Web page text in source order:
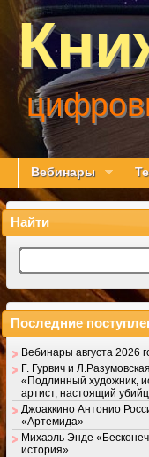
Вебинары
Найти
Последние
Вебинары августа 2026
Г. Гурвич и Л.Разумовская
«Подлинный художник,
артист, настоящий
Джоаккино Антонио
«Артемида»
Михаэль Энде
история»